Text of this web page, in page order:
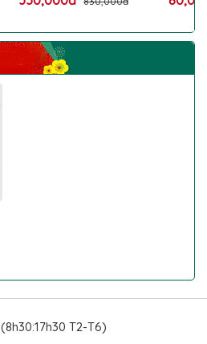
(8h30:17h30 T2-T6)